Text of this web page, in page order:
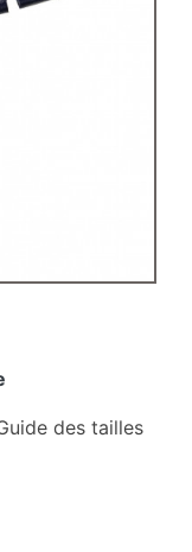
des tailles